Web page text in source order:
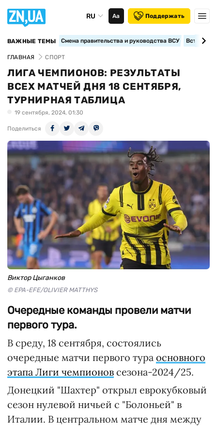
RU Аа Поддержать
ВАЖНЫЕ ТЕМЫ Смена правительства и руководства ВСУ
ГЛАВНАЯ СПОРТ
ЛИГА ЧЕМПИОНОВ: РЕЗУЛЬТАТЫ
ВСЕХ МАТЧЕЙ ДНЯ 18 СЕНТЯБРЯ,
ТУРНИРНАЯ ТАБЛИЦА
19 сентября, 2024, 01:30
Поделиться
Виктор Цыганков
© EPA-EFE/OLIVIER MATTHYS
Очередные команды провели матчи
первого тура.
В среду, 18 сентября, состоялись
очередные матчи первого тура основного
этапа Лиги чемпионов сезона-2024/25.
Донецкий "Шахтер" открыл еврокубковый
сезон нулевой ничьей с "Болоньей" в
Италии. В центральном матче дня между